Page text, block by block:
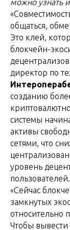
можно узнать
общаться,
Это клей,
блокчейн-
директор по
созданию
системы
активы
сетями, что
уровень
пользователей.
«Сейчас
замкнутых
относительно
Чтобы